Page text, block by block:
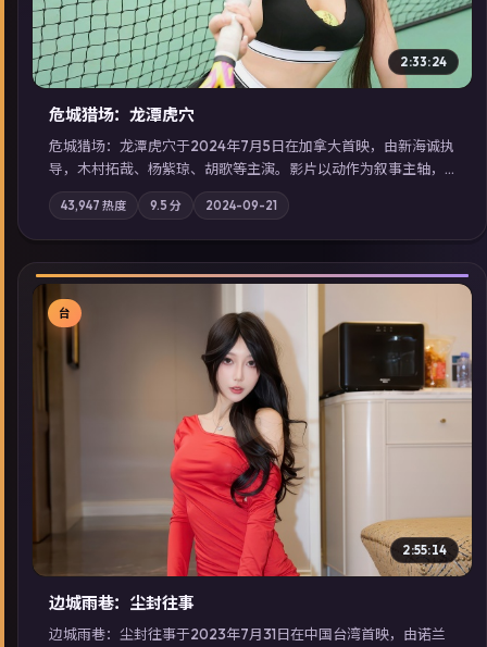
2:33:24
危城猎场：龙潭虎穴
危城猎场：龙潭虎穴于2024年7月5日在加拿大首映，由新海诚执
导，木村拓哉、杨紫琼、胡歌等主演。影片以动作为叙事主轴，
亲情与职责必须在倒计时结束前做出抉择；摄影与配乐强化地域
气质；站内亦可通过「国产免费观看高清电视剧在线看」延展检
索同类型高分佳作，畅享高清在线追剧体验。
43,947 热度 9.5 分 2024-09-21
▶
台
2:55:14
边城雨巷：尘封往事
边城雨巷：尘封往事于2023年7月31日在中国台湾首映，由诺兰